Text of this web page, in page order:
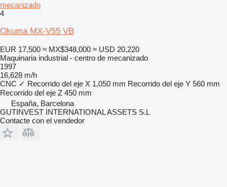
mecanizado
4
Okuma MX-V55 VB
EUR 17,500 ≈ MX$348,000 ≈ USD 20,220
Maquinaria industrial - centro de mecanizado
1997
16,628 m/h
CNC ✓ Recorrido del eje X 1,050 mm Recorrido del eje Y 560 mm
Recorrido del eje Z 450 mm
España, Barcelona
GUTINVEST INTERNATIONAL ASSETS S.L
Contacte con el vendedor